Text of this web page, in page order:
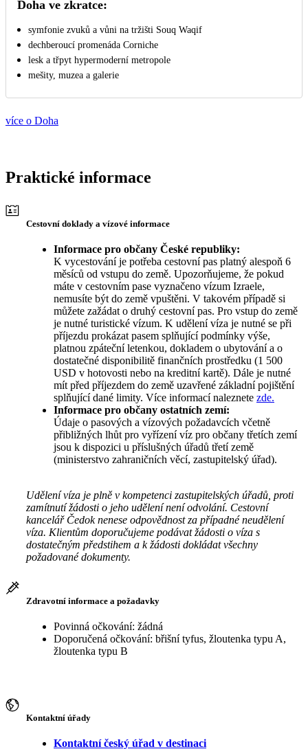
Doha ve zkratce:
symfonie zvuků a vůni na tržišti Souq Waqif
dechberoucí promenáda Corniche
lesk a třpyt hypermoderní metropole
mešity, muzea a galerie
více o Doha
Praktické informace
Cestovní doklady a vízové informace
Informace pro občany České republiky:
K vycestování je potřeba cestovní pas platný alespoň 6
měsíců od vstupu do země. Upozorňujeme, že pokud
máte v cestovním pase vyznačeno vízum Izraele,
nemusíte být do země vpuštěni. V takovém případě si
můžete zažádat o druhý cestovní pas. Pro vstup do země
je nutné turistické vízum. K udělení víza je nutné se při
příjezdu prokázat pasem splňující podmínky výše,
platnou zpáteční letenkou, dokladem o ubytování a o
dostatečné disponibilitě finančních prostředku (1 500
USD v hotovosti nebo na kreditní kartě). Dále je nutné
mít před příjezdem do země uzavřené základní pojištění
splňující dané limity. Více informací naleznete zde.
Informace pro občany ostatních zemí:
Údaje o pasových a vízových požadavcích včetně
přibližných lhůt pro vyřízení víz pro občany třetích zemí
jsou k dispozici u příslušných úřadů třetí země
(ministerstvo zahraničních věcí, zastupitelský úřad).
Udělení víza je plně v kompetenci zastupitelských úřadů, proti
zamítnutí žádosti o jeho udělení není odvolání. Cestovní
kancelář Čedok nenese odpovědnost za případné neudělení
víza. Klientům doporučujeme podávat žádosti o víza s
dostatečným předstihem a k žádosti dokládat všechny
požadované dokumenty.
Zdravotní informace a požadavky
Povinná očkování: žádná
Doporučená očkování: břišní tyfus, žloutenka typu A,
žloutenka typu B
Kontaktní úřady
Kontaktní český úřad v destinaci